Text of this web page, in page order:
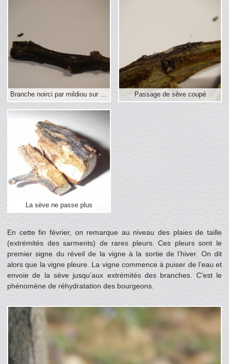
Branche noirci par mildiou sur bois Passage de sève coupé
La sève ne passe plus
En cette fin février, on remarque au niveau des plaies de taille
(extrémités des sarments) de rares pleurs. Ces pleurs sont le
premier signe du réveil de la vigne à la sortie de l’hiver. On dit
alors que la vigne pleure. La vigne commence à puiser de l’eau et
envoie de la sève jusqu’aux extrémités des branches. C’est le
phénomène de réhydratation des bourgeons.